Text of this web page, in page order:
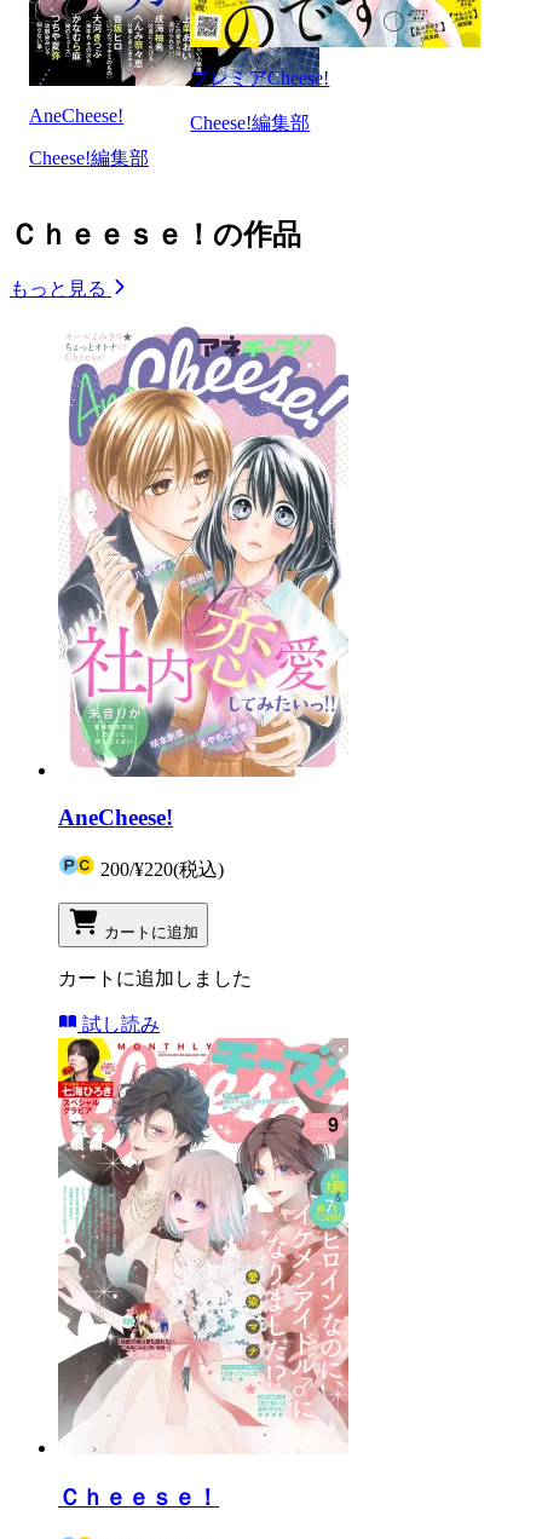
AneCheese!
Cheese!編集部
プレミアCheese!
Cheese!編集部
Ｃｈｅｅｓｅ！の作品
もっと見る
AneCheese!
200/¥220(税込)
カートに追加
カートに追加しました
試し読み
Ｃｈｅｅｓｅ！